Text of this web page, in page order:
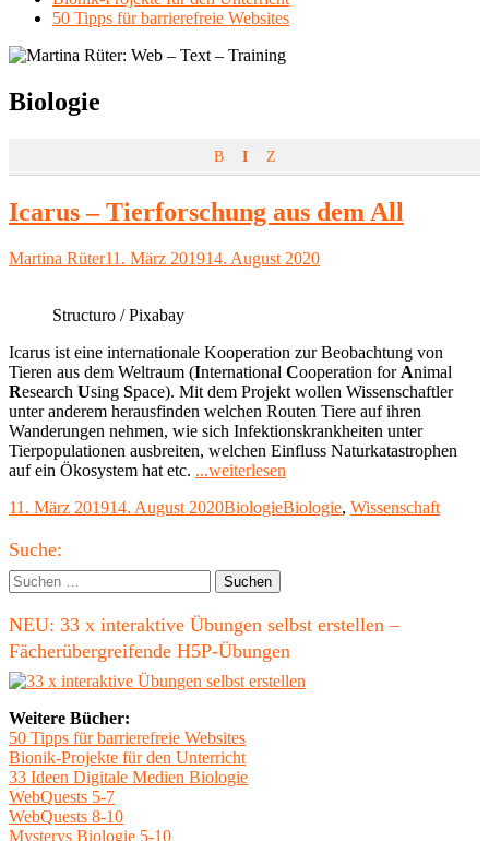
50 Tipps für barrierefreie Websites
Schlagwort:
Biologie
B I Z
Icarus – Tierforschung aus dem All
Autor
Martina RüterVeröffentlicht
11. März 201914. August 2020
Structuro / Pixabay
Icarus ist eine internationale Kooperation zur Beobachtung von
Tieren aus dem Weltraum (International Cooperation for Animal
Research Using Space). Mit dem Projekt wollen Wissenschaftler
unter anderem herausfinden welchen Routen Tiere auf ihren
Wanderungen nehmen, wie sich Infektionskrankheiten unter
Tierpopulationen ausbreiten, welchen Einfluss Naturkatastrophen
auf ein Ökosystem hat etc. ...weiterlesen
Tierforschung
Veröffentlicht
11. März 201914. August 2020Kategorien
BiologieSchlagwörter
Biologie, Wissenschaft
Haupt-
Seitenleiste
Suche:
Suchen
nach:
NEU: 33 x interaktive Übungen selbst erstellen –
Fächerübergreifende H5P-Übungen
Weitere Bücher:
50 Tipps für barrierefreie Websites
Bionik-Projekte für den Unterricht
33 Ideen Digitale Medien Biologie
WebQuests 5-7
WebQuests 8-10
Mysterys Biologie 5-10